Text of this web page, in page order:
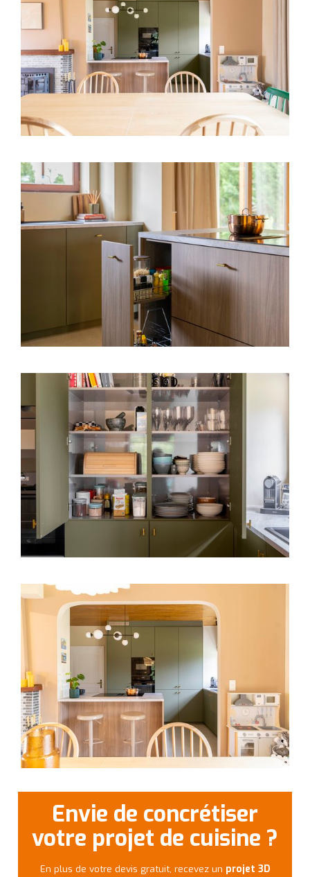
Envie de concrétiser
votre projet de cuisine ?
En plus de votre devis gratuit, recevez un projet 3D